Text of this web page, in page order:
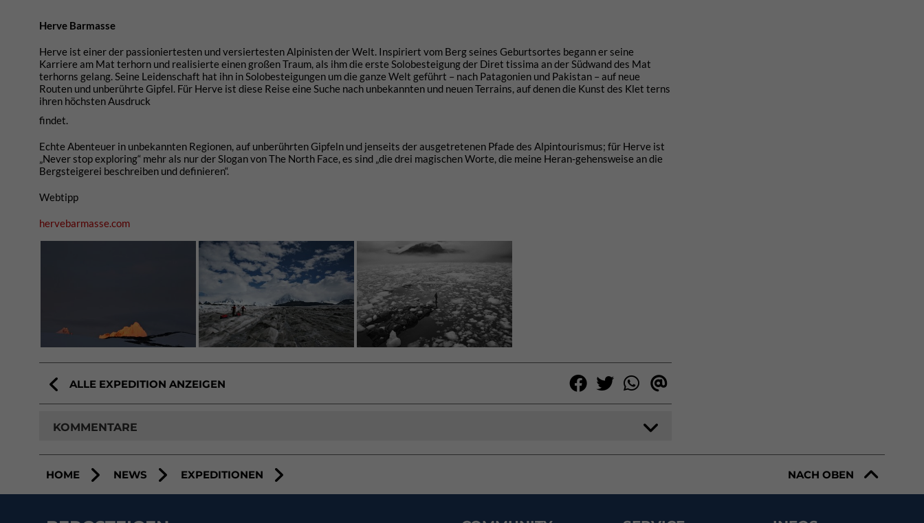
Herve Barmasse
Herve ist einer der passioniertesten und versiertesten Alpinisten der Welt. Inspiriert vom Berg seines Geburtsortes begann er seine
Karriere am Mat terhorn und realisierte einen großen Traum, als ihm die erste Solobesteigung der Diret tissima an der Südwand des Mat
terhorns gelang. Seine Leidenschaft hat ihn in Solobesteigungen um die ganze Welt geführt – nach Patagonien und Pakistan – auf neue
Routen und unberührte Gipfel. Für Herve ist diese Reise eine Suche nach unbekannten und neuen Terrains, auf denen die Kunst des Klet terns
ihren höchsten Ausdruck
findet.
Echte Abenteuer in unbekannten Regionen, auf unberührten Gipfeln und jenseits der ausgetretenen Pfade des Alpintourismus; für Herve ist
„Never stop exploring“ mehr als nur der Slogan von The North Face, es sind „die drei magischen Worte, die meine Heran-gehensweise an die
Bergsteigerei beschreiben und definieren“.
Webtipp
hervebarmasse.com
ALLE EXPEDITION ANZEIGEN
KOMMENTARE
HOME NEWS EXPEDITIONEN NACH OBEN